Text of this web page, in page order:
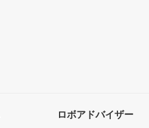
ロボアドバイザー